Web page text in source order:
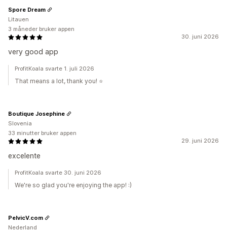
30. juni 2026
very good app
Spore Dream
Litauen
3 måneder bruker appen
ProfitKoala svarte 1. juli 2026
That means a lot, thank you! ⭐
29. juni 2026
excelente
Boutique Josephine
Slovenia
33 minutter bruker appen
ProfitKoala svarte 30. juni 2026
We're so glad you're enjoying the app! :)
PelvicV.com
Nederland